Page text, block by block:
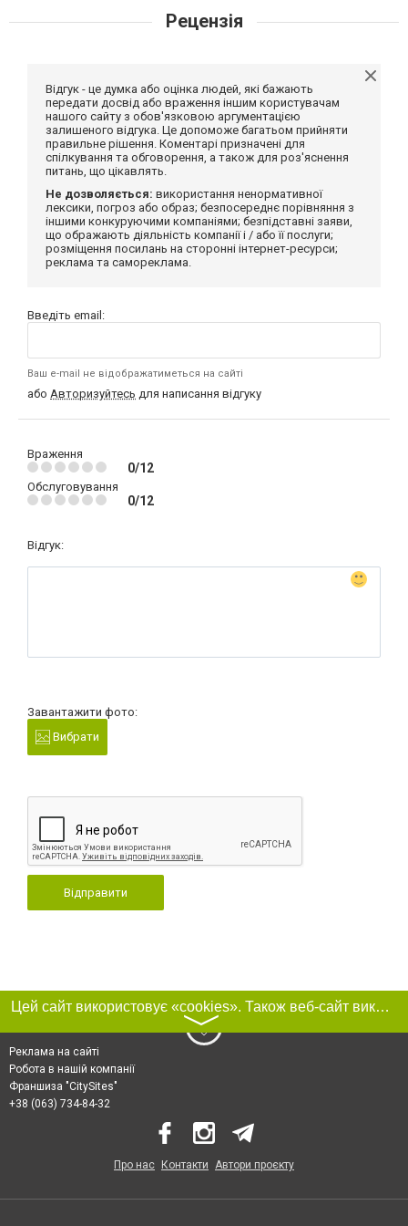
Рецензія
Відгук - це думка або оцінка людей, які бажають
передати досвід або враження іншим користувачам
нашого сайту з обов'язковою аргументацією
залишеного відгука. Це допоможе багатьом прийняти
правильне рішення. Коментарі призначені для
спілкування та обговорення, а також для роз'яснення
питань, що цікавлять.
Не дозволяється: використання ненормативної
лексики, погроз або образ; безпосереднє порівняння з
іншими конкуруючими компаніями; безпідставні заяви,
що ображають діяльність компанії і / або її послуги;
розміщення посилань на сторонні інтернет-ресурси;
реклама та самореклама.
Введіть email:
Ваш e-mail не відображатиметься на сайті
або Авторизуйтесь для написання відгуку
Враження
0/12
Обслуговування
0/12
Відгук:
Завантажити фото:
Вибрати
Відправити
Цей сайт використовує «cookies». Також веб-сайт використовує інтернет-сервіс для збору технічних даних стосовно відвідувачів з метою отримання маркетингової та статистичної інформації. Умови обробки даних відвідувачів сайту див.
〉
Реклама на сайті
Робота в нашій компанії
Франшиза "CitySites"
+38 (063) 734-84-32
Про нас Контакти Автори проєкту